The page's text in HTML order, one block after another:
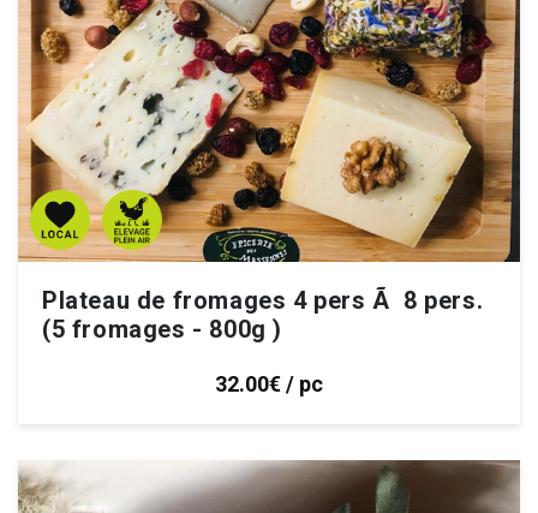
Plateau de fromages 4 pers Ã 8 pers.
(5 fromages - 800g )
32.00€ / pc